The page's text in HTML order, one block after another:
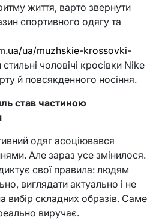
життя, варто звернути
спортивного одягу та
ua/muzhskie-krossovki-
чоловічі кросівки Nike
й повсякденного носіння.
став частиною
одяг асоціювався
Але зараз усе змінилося.
свої правила: людям
виглядати актуально і не
вибір складних образів. Саме
виручає.